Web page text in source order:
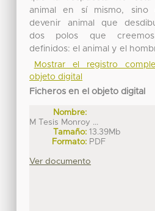
animal en sí mismo, sino
devenir animal que
dos polos que
definidos: el animal y el
Mostrar el registro
objeto digital
Ficheros en el objeto digital
Nombre:
M Tesis Monroy ...
Tamaño: 13.39Mb
Formato: PDF
Ver documento